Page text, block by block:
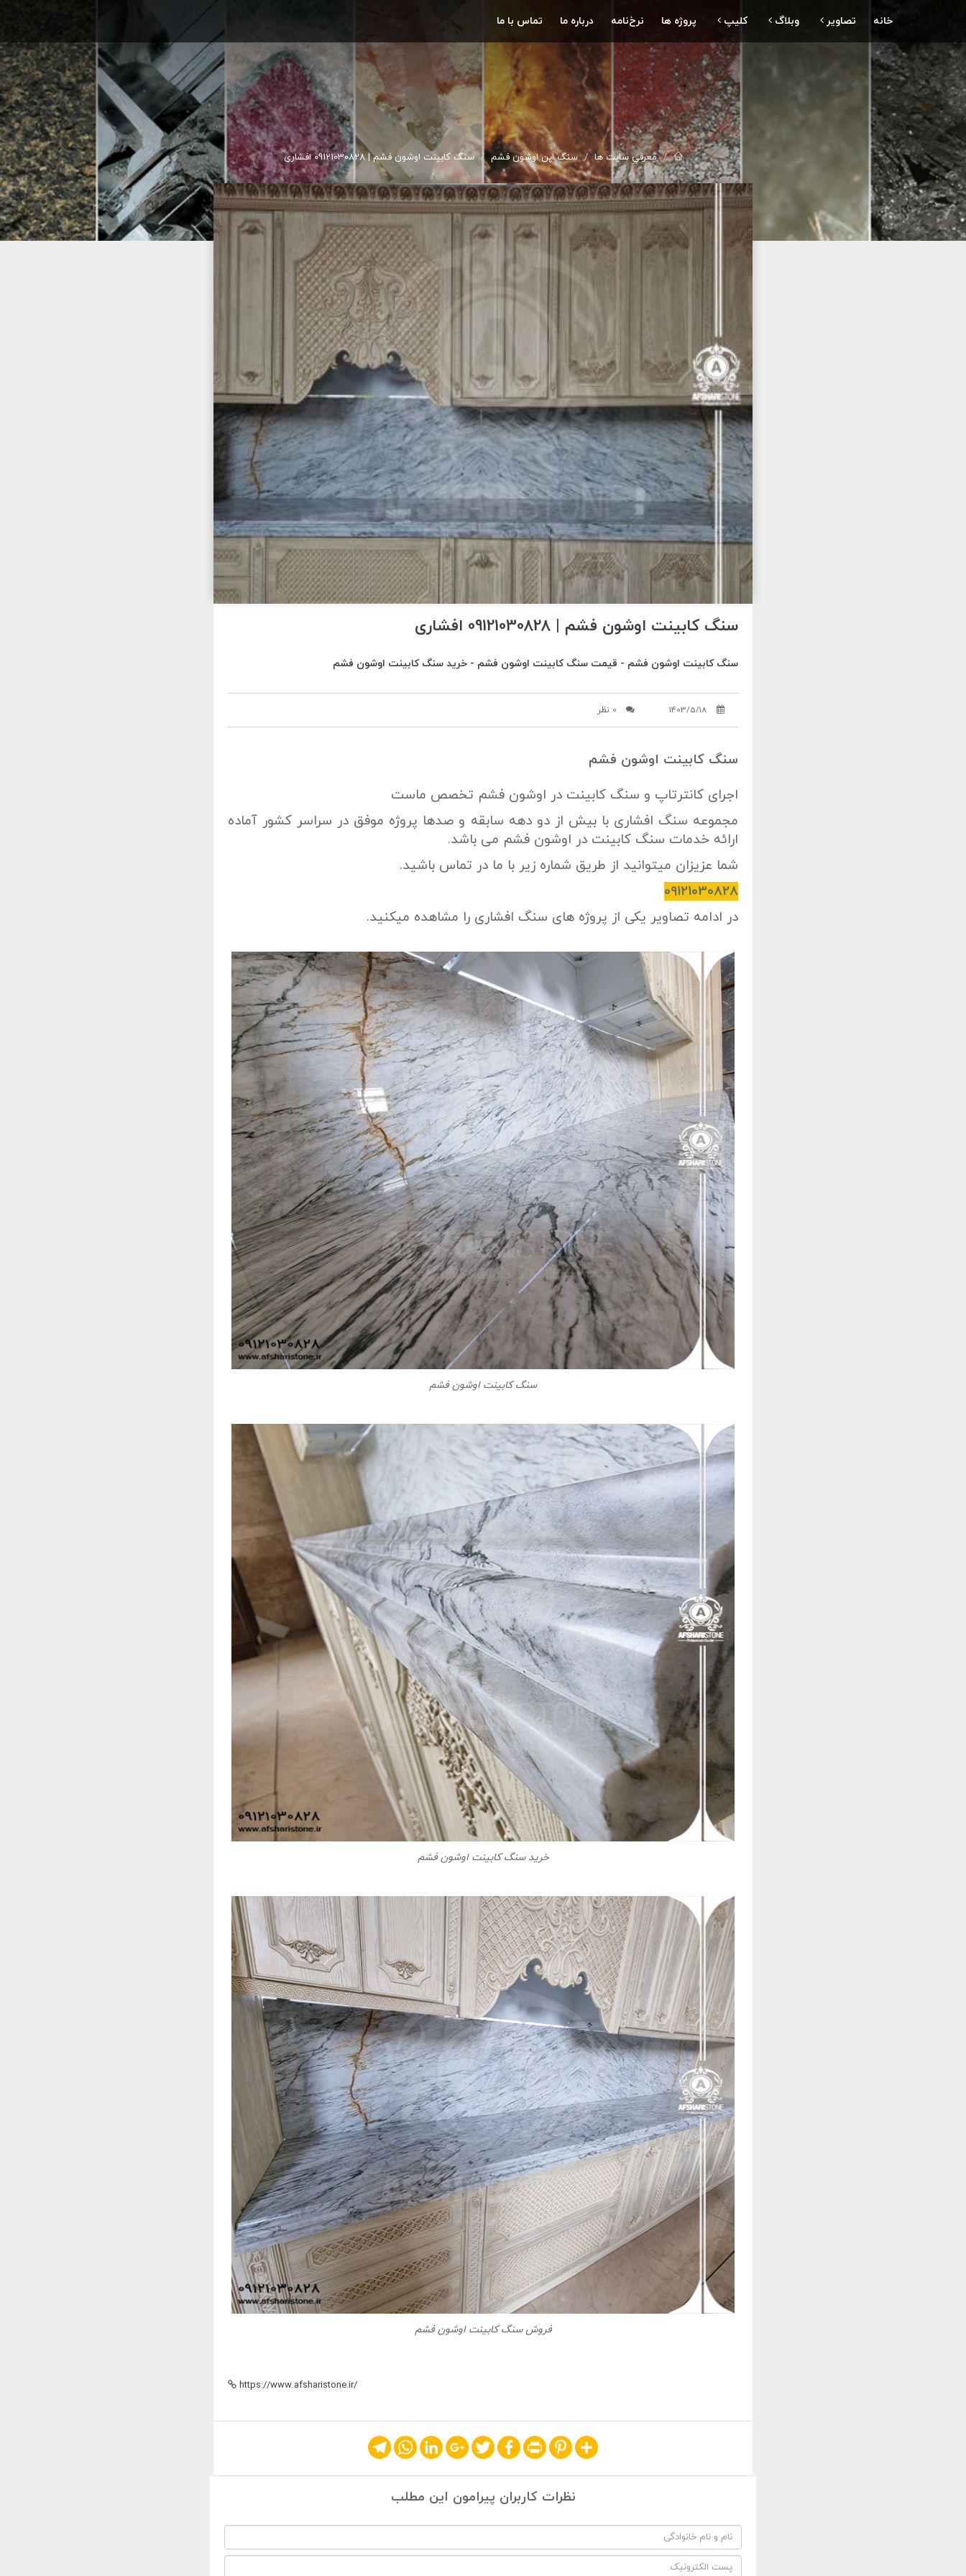
خانه تصاویر وبلاگ کلیپ پروژه ها نرخ‌نامه درباره ما تماس با ما
معرفي سايت ها سنگ اپن اوشون فشم سنگ کابینت اوشون فشم | 09121030828 افشاری
سنگ کابینت اوشون فشم | 09121030828 افشاری
سنگ کابینت اوشون فشم - قیمت سنگ کابینت اوشون فشم - خرید سنگ کابینت اوشون فشم
1403/5/18 0 نظر
سنگ کابینت اوشون فشم
اجرای کانترتاپ و سنگ کابینت در اوشون فشم تخصص ماست
مجموعه سنگ افشاری با بیش از دو دهه سابقه و صدها پروژه موفق در سراسر کشور آماده
ارائه خدمات سنگ کابینت در اوشون فشم می باشد.
شما عزیزان میتوانید از طریق شماره زیر با ما در تماس باشید.
09121030828
در ادامه تصاویر یکی از پروژه های سنگ افشاری را مشاهده میکنید.
سنگ کابینت اوشون فشم
خرید سنگ کابینت اوشون فشم
فروش سنگ کابینت اوشون فشم
https://www.afsharistone.ir/
Share
Pinterest
Print
Facebook
Twitter
Google+
LinkedIn
WhatsApp
Telegram
نظرات کاربران پیرامون این مطلب